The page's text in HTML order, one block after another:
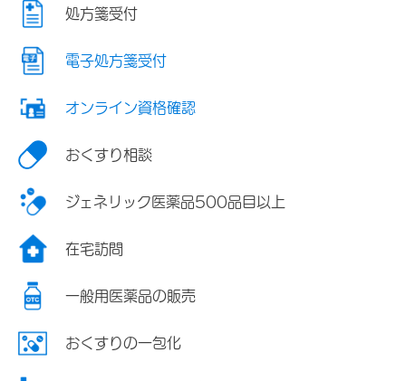
処方箋受付
電子処方箋受付
オンライン資格確認
おくすり相談
ジェネリック医薬品500品目以上
在宅訪問
一般用医薬品の販売
おくすりの一包化